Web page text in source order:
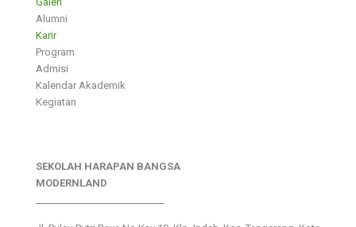
Alumni
Karir
Program
Admisi
Kalendar Akademik
Kegiatan
SEKOLAH HARAPAN BANGSA
MODERNLAND